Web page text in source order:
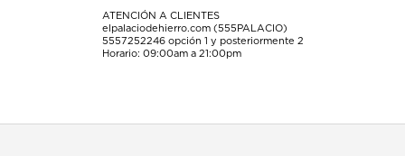
ATENCIÓN A CLIENTES
elpalaciodehierro.com (555PALACIO)
5557252246 opción 1 y posteriormente 2
Horario: 09:00am a 21:00pm